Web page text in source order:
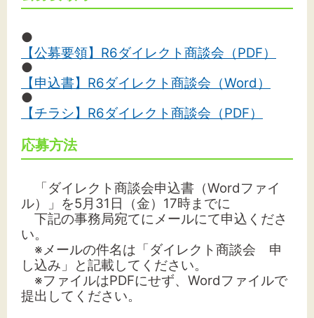
●
【公募要領】R6ダイレクト商談会（PDF）
●
【申込書】R6ダイレクト商談会（Word）
●
【チラシ】R6ダイレクト商談会（PDF）
応募方法
「ダイレクト商談会申込書（Wordファイ
ル）」を5月31日（金）17時までに
下記の事務局宛てにメールにて申込くださ
い。
※メールの件名は「ダイレクト商談会 申
し込み」と記載してください。
※ファイルはPDFにせず、Wordファイルで
提出してください。